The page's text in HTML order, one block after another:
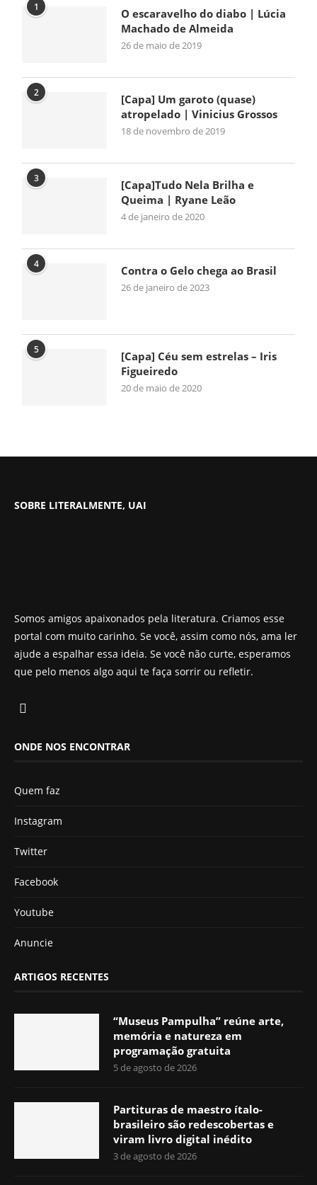
1
O escaravelho do diabo | Lúcia
Machado de Almeida
26 de maio de 2019
2
[Capa] Um garoto (quase)
atropelado | Vinicius Grossos
18 de novembro de 2019
3
[Capa]Tudo Nela Brilha e
Queima | Ryane Leão
4 de janeiro de 2020
4 Contra o Gelo chega ao Brasil
26 de janeiro de 2023
5
[Capa] Céu sem estrelas – Iris
Figueiredo
20 de maio de 2020
SOBRE LITERALMENTE, UAI
Somos amigos apaixonados pela literatura. Criamos esse
portal com muito carinho. Se você, assim como nós, ama ler
ajude a espalhar essa ideia. Se você não curte, esperamos
que pelo menos algo aqui te faça sorrir ou refletir.
ONDE NOS ENCONTRAR
Quem faz
Instagram
Twitter
Facebook
Youtube
Anuncie
ARTIGOS RECENTES
“Museus Pampulha” reúne arte,
memória e natureza em
programação gratuita
5 de agosto de 2026
Partituras de maestro ítalo-
brasileiro são redescobertas e
viram livro digital inédito
3 de agosto de 2026